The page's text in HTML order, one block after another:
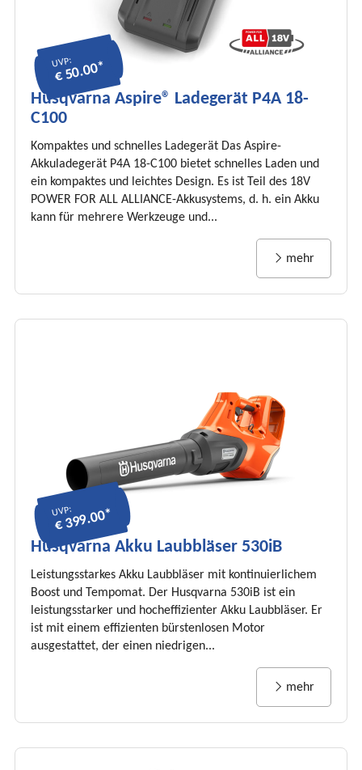
UVP:
€ 50.00*
Husqvarna Aspire® Ladegerät P4A 18-
C100
Kompaktes und schnelles Ladegerät Das Aspire-
Akkuladegerät P4A 18-C100 bietet schnelles Laden und
ein kompaktes und leichtes Design. Es ist Teil des 18V
POWER FOR ALL ALLIANCE-Akkusystems, d. h. ein Akku
kann für mehrere Werkzeuge und...
mehr
UVP:
€ 399.00*
Husqvarna Akku Laubbläser 530iB
Leistungsstarkes Akku Laubbläser mit kontinuierlichem
Boost und Tempomat. Der Husqvarna 530iB ist ein
leistungsstarker und hocheffizienter Akku Laubbläser. Er
ist mit einem effizienten bürstenlosen Motor
ausgestattet, der einen niedrigen...
mehr